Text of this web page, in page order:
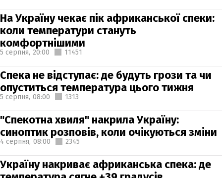
На Україну чекає пік африканської спеки:
коли температури стануть
комфортнішими
5 серпня, 20:00 11451
Спека не відступає: де будуть грози та чи
опуститься температура цього тижня
5 серпня, 08:00 1313
"Спекотна хвиля" накрила Україну:
синоптик розповів, коли очікуються зміни
4 серпня, 08:00 2345
Україну накриває африканська спека: де